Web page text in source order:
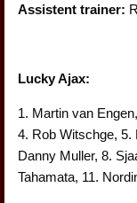
Assistent trainer:
Lucky Ajax:
1. Martin van
4. Rob Witschge, 5.
Danny Muller, 8.
Tahamata, 11.